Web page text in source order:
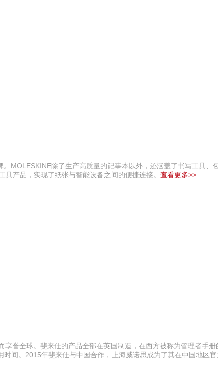
MOLESKINE除了生产高质量的记事本以外，还涵盖了书写工具、
产品，实现了纸张与智能设备之间的便捷连接。 查看更多>>
誉全球。斐来仕的产品全部在英国制造，在西方被称为管理者手册
间。2015年斐来仕与中国合作，上海威诺思成为了其在中国地区